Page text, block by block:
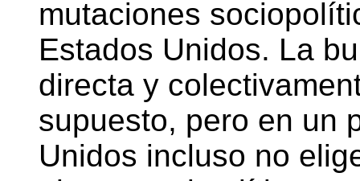
mutaciones
Estados Unidos. La
directa y
supuesto, pero en un
Unidos incluso no